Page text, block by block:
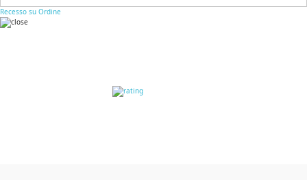
Recesso su Ordine
RECENSIONI DEI